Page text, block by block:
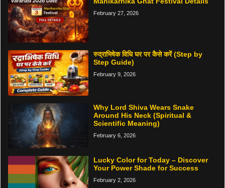
February 27, 2026
रुद्राभिषेक विधि घर पर कैसे करें (Step by
Step Guide)
February 9, 2026
Why Lord Shiva Wears Snake
Around His Neck (Spiritual &
Scientific Meaning)
February 6, 2026
Lucky Color for Today – Discover
Your Power Shade for Success
February 2, 2026